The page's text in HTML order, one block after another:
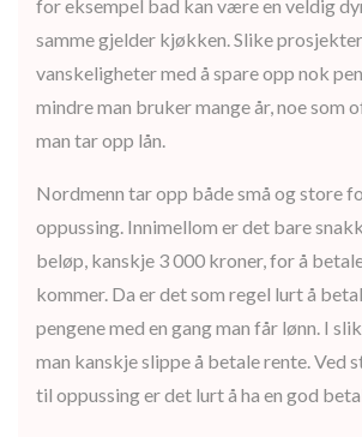
for eksempel bad kan være en veldig
samme gjelder kjøkken. Slike
vanskeligheter med å spare opp nok
mindre man bruker mange år, noe som
man tar opp lån.
Nordmenn tar opp både små og store
oppussing. Innimellom er det bare
beløp, kanskje 3 000 kroner, for å
kommer. Da er det som regel lurt å
pengene med en gang man får lønn. I
man kanskje slippe å betale rente. Ved
til oppussing er det lurt å ha en god